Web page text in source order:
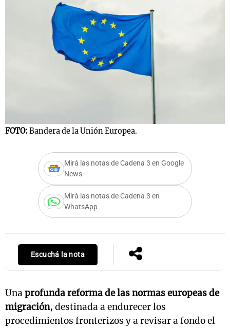
FOTO: Bandera de la Unión Europea.
Mirá las notas de Cadena 3 en Google
News
Mirá las notas de Cadena 3 en
WhatsApp
Escuchá la nota
Unaprofunda reforma de las normas europeas de
migración, destinada a endurecer los
procedimientos fronterizos y a revisar a fondo el